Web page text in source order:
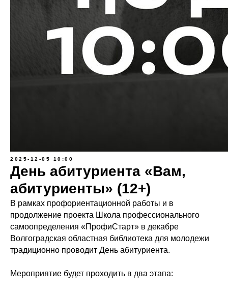
2025-12-05 10:00
День абитуриента «Вам,
абитуриенты» (12+)
В рамках профориентационной работы и в
продолжение проекта Школа профессионального
самоопределения «ПрофиСтарт» в декабре
Волгоградская областная библиотека для молодежи
традиционно проводит День абитуриента.
Мероприятие будет проходить в два этапа: